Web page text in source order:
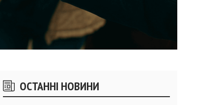
Бічні
віджети
ОСТАННІ НОВИНИ